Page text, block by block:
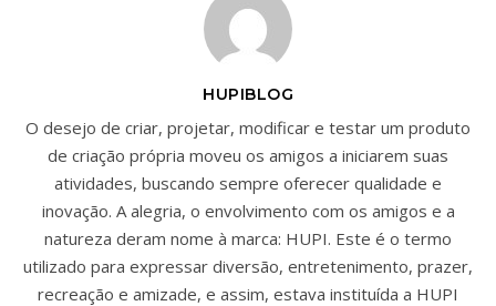
HUPIBLOG
O desejo de criar, projetar, modificar e testar um produto
de criação própria moveu os amigos a iniciarem suas
atividades, buscando sempre oferecer qualidade e
inovação. A alegria, o envolvimento com os amigos e a
natureza deram nome à marca: HUPI. Este é o termo
utilizado para expressar diversão, entretenimento, prazer,
recreação e amizade, e assim, estava instituída a HUPI